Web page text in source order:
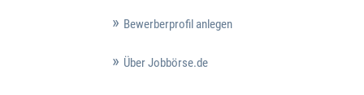
Bewerberprofil anlegen
Über Jobbörse.de